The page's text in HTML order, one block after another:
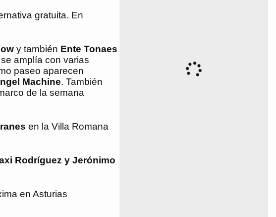
gratuita. En
y también Ente Tonaes
amplía con varias
paseo aparecen
Machine. También
de la semana
en la Villa Romana
Rodríguez y Jerónimo
en Asturias